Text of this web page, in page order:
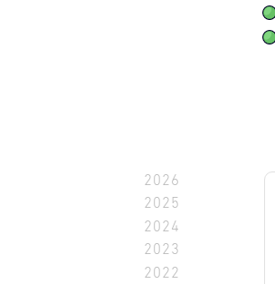
2026
2025
2024
2023
2022